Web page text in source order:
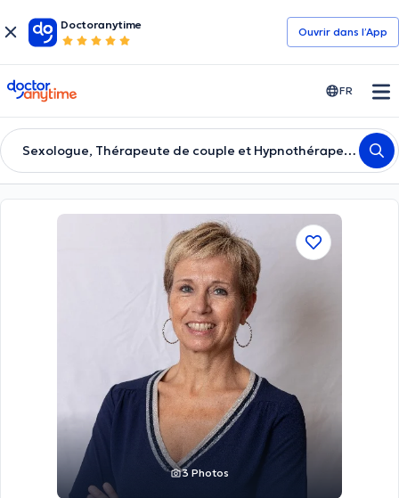
Doctoranytime
Ouvrir dans l’App
doctoranytime FR
Sexologue, Thérapeute de couple et Hypnothérapeute
3 Photos